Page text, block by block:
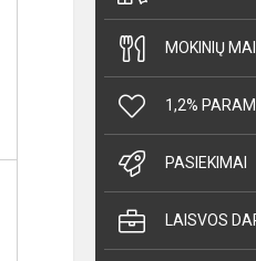
MOKINIŲ
1,2%
PASIEKIMAI
LAISVOS